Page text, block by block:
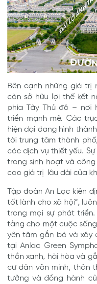
Bên cạnh những giá trị
còn sở hữu lợi thế kết
phía Tây Thủ đô –
triển mạnh mẽ. Các
hiện đại đang hình
tới trung tâm thành
các dịch vụ thiết yếu.
trong sinh hoạt và
cao giá trị lâu dài của
Tập đoàn An Lạc kiên
tốt lành cho xã hội”,
trong mọi sự phát
tảng cho một cuộc
yên tâm gắn bó và xây
tại Anlac Green
thần xanh, hài hòa và
cư dân văn minh, thân
tưởng và đồng hành